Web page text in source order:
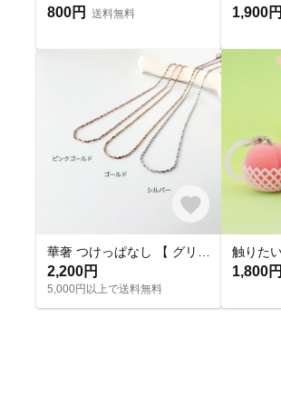
800円 送料無料 1,900円
2,200円
5,000円以上で送料無料
1,800円